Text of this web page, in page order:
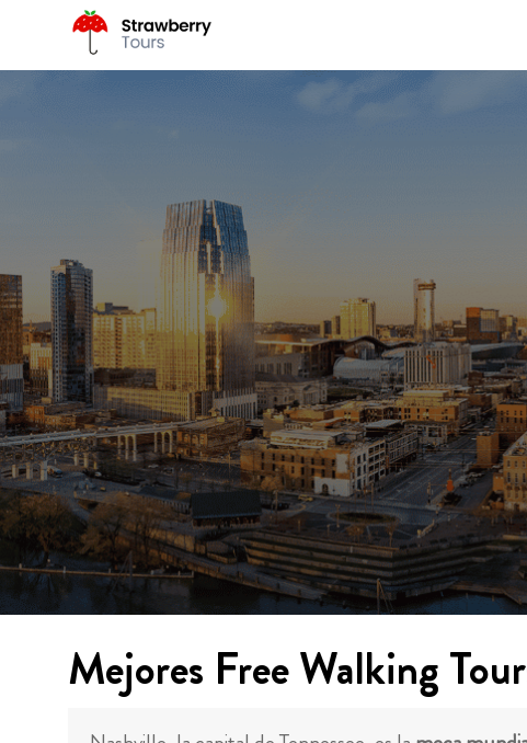
Mejores Free Walking